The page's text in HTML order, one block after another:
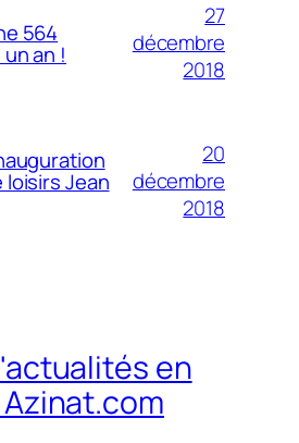
564
an !
27
décembre
2018
Jean
20
décembre
2018
en